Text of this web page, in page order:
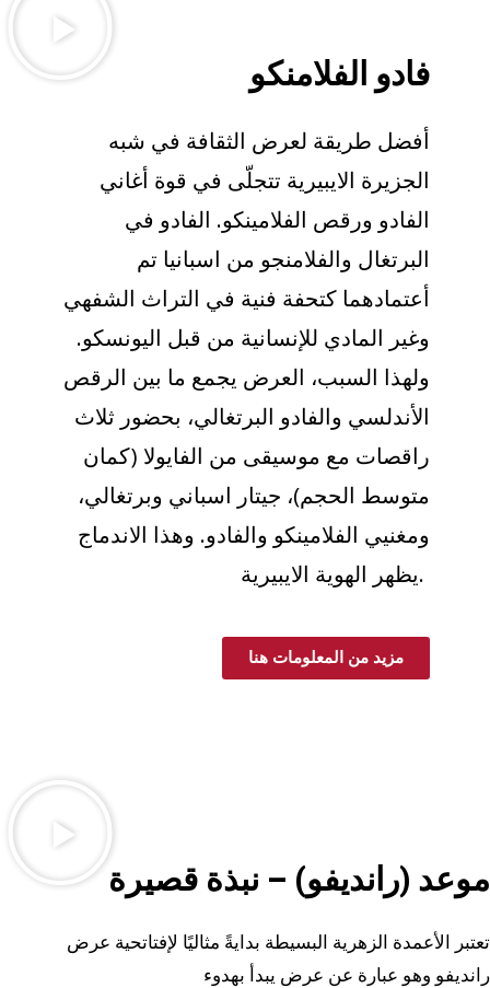
فادو الفلامنكو
أفضل طريقة لعرض الثقافة في شبه
الجزيرة الايبيرية تتجلّى في قوة أغاني
الفادو ورقص الفلامينكو. الفادو في
البرتغال والفلامنجو من اسبانيا تم
أعتمادهما كتحفة فنية في التراث الشفهي
وغير المادي للإنسانية من قبل اليونسكو.
ولهذا السبب، العرض يجمع ما بين الرقص
الأندلسي والفادو البرتغالي، بحضور ثلاث
راقصات مع موسيقى من الفايولا (كمان
متوسط الحجم)، جيتار اسباني وبرتغالي،
ومغنيي الفلامينكو والفادو. وهذا الاندماج
يظهر الهوية الايبيرية.
مزيد من المعلومات هنا
موعد (رانديفو) – نبذة قصيرة
تعتبر الأعمدة الزهرية البسيطة بدايةً مثاليًا لإفتاتحية عرض
رانديفو وهو عبارة عن عرض يبدأ بهدوء